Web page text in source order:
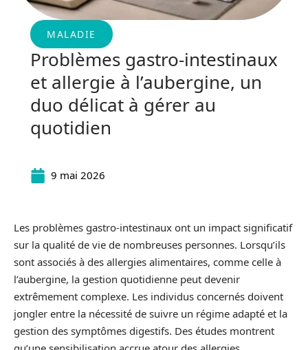
MALADIE
Problèmes gastro-intestinaux
et allergie à l’aubergine, un
duo délicat à gérer au
quotidien
9 mai 2026
Les problèmes gastro-intestinaux ont un impact significatif
sur la qualité de vie de nombreuses personnes. Lorsqu’ils
sont associés à des allergies alimentaires, comme celle à
l’aubergine, la gestion quotidienne peut devenir
extrêmement complexe. Les individus concernés doivent
jongler entre la nécessité de suivre un régime adapté et la
gestion des symptômes digestifs. Des études montrent